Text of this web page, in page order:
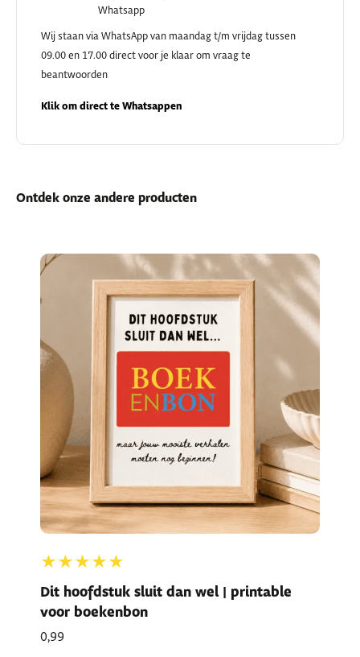
Whatsapp
Wij staan via WhatsApp van maandag t/m vrijdag tussen
09.00 en 17.00 direct voor je klaar om vraag te
beantwoorden
Klik om direct te Whatsappen
Ontdek onze andere producten
★★★★★
Dit hoofdstuk sluit dan wel | printable
voor boekenbon
0,99